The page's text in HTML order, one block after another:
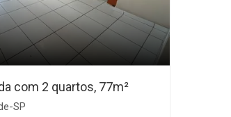
com 2 quartos, 77m²
SP